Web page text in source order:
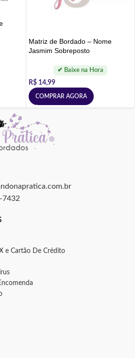
Matriz de Bordado – Nome
Jasmim Sobreposto
R$ 14,99
COMPRAR AGORA
7432
e Cartão De Crédito